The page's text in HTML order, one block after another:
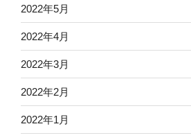
2022年5月
2022年4月
2022年3月
2022年2月
2022年1月